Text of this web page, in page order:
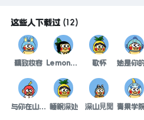
这些人下载过(12)
精致妆容 Lemon青柠 歌怀
与你在山清水秀间 睡眠深处 深山見聞